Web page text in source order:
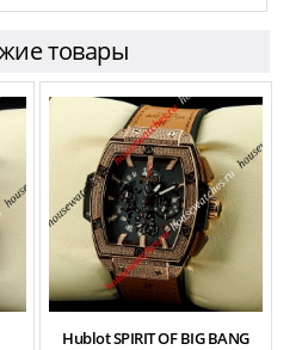
товары
Hublot SPIRIT OF BIG BANG